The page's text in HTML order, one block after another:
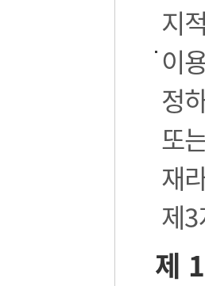
지
이
정
또
재
제
제